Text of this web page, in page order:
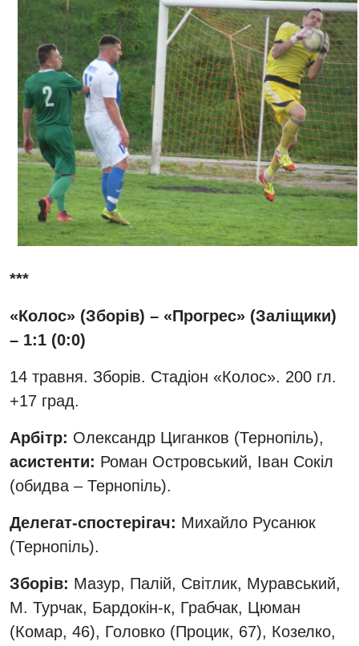
***
«Колос» (Зборів) – «Прогрес» (Заліщики)
– 1:1 (0:0)
14 травня. Зборів. Стадіон «Колос». 200 гл.
+17 град.
Арбітр: Олександр Циганков (Тернопіль),
асистенти: Роман Островський, Іван Сокіл
(обидва – Тернопіль).
Делегат-спостерігач: Михайло Русанюк
(Тернопіль).
Зборів: Мазур, Палій, Світлик, Муравський,
М. Турчак, Бардокін-к, Грабчак, Цюман
(Комар, 46), Головко (Процик, 67), Козелко,